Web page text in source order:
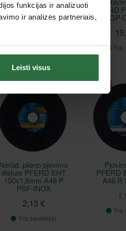
funkcijas ir analizuoti
ir analizės partneriais,
Leisti visus
MAKITA 150mm
9016B, 9566C/CV
Užsakoma prekė
PFERD
Yra
plieno pjovimo
diskas PFERD EHT
150x1,6mm A46 P
PSF-INOX
2,13 €
Yra sandėlyje
PFERD
A46 R
Yra